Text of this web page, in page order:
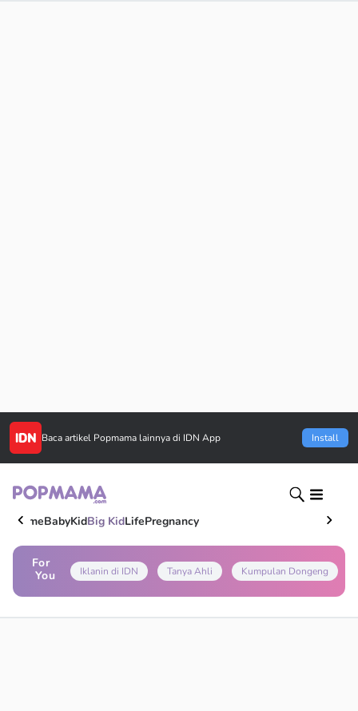
Baca artikel Popmama lainnya di IDN App Install
HomeBabyKidBig KidLifePregnancy
For
You
Iklanin di IDN Tanya Ahli Kumpulan Dongeng